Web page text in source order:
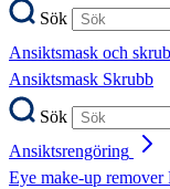
Sök
Ansiktsmask och
Ansiktsmask Skrubb
Sök
Ansiktsrengöring
Eye make-up remover